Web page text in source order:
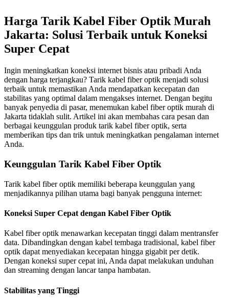
Harga Tarik Kabel Fiber Optik Murah
Jakarta: Solusi Terbaik untuk Koneksi
Super Cepat
Ingin meningkatkan koneksi internet bisnis atau pribadi Anda
dengan harga terjangkau? Tarik kabel fiber optik menjadi solusi
terbaik untuk memastikan Anda mendapatkan kecepatan dan
stabilitas yang optimal dalam mengakses internet. Dengan begitu
banyak penyedia di pasar, menemukan kabel fiber optik murah di
Jakarta tidaklah sulit. Artikel ini akan membahas cara pesan dan
berbagai keunggulan produk tarik kabel fiber optik, serta
memberikan tips dan trik untuk meningkatkan pengalaman internet
Anda.
Keunggulan Tarik Kabel Fiber Optik
Tarik kabel fiber optik memiliki beberapa keunggulan yang
menjadikannya pilihan utama bagi banyak pengguna internet:
Koneksi Super Cepat dengan Kabel Fiber Optik
Kabel fiber optik menawarkan kecepatan tinggi dalam mentransfer
data. Dibandingkan dengan kabel tembaga tradisional, kabel fiber
optik dapat menyediakan kecepatan hingga gigabit per detik.
Dengan koneksi super cepat ini, Anda dapat melakukan unduhan
dan streaming dengan lancar tanpa hambatan.
Stabilitas yang Tinggi